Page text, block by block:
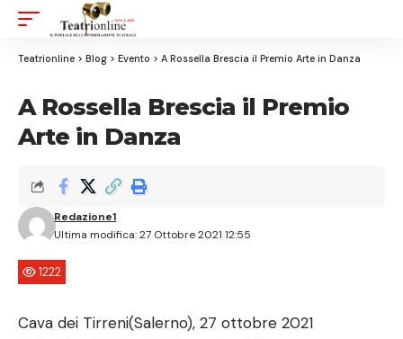
Resizer
Teatrionline > Blog > Evento > A Rossella Brescia il Premio Arte in Danza
A Rossella Brescia il Premio
Arte in Danza
Ultima modifica: 27 Ottobre 2021 12:55
Redazione1
1222
Cava dei Tirreni(Salerno), 27 ottobre 2021